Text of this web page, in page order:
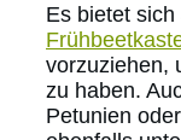
Es bietet
vorzuziehen,
zu haben.
Petunien